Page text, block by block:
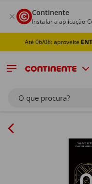
Continente
Instalar a aplicação
Até 06/08: aproveite
O que procura?